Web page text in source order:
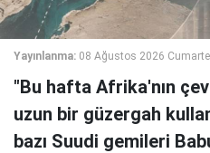
Yayınlanma: 08 Ağustos 2026
"Bu hafta Afrika'nın
uzun bir güzergah
bazı Suudi gemileri